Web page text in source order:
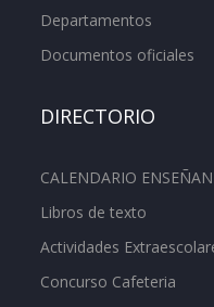
Departamentos
Documentos oficiales
DIRECTORIO
CALENDARIO
Libros de texto
Actividades
Concurso Cafeteria